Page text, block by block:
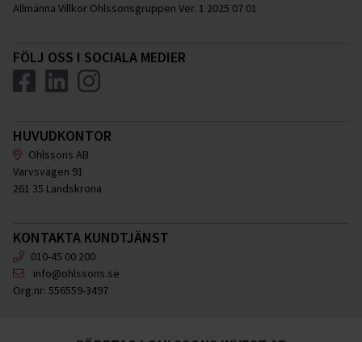
Allmänna Villkor Ohlssonsgruppen Ver. 1 2025 07 01
FÖLJ OSS I SOCIALA MEDIER
HUVUDKONTOR
Ohlssons AB
Varvsvägen 91
261 35 Landskrona
KONTAKTA KUNDTJÄNST
010-45 00 200
info@ohlssons.se
Org.nr: 556559-3497